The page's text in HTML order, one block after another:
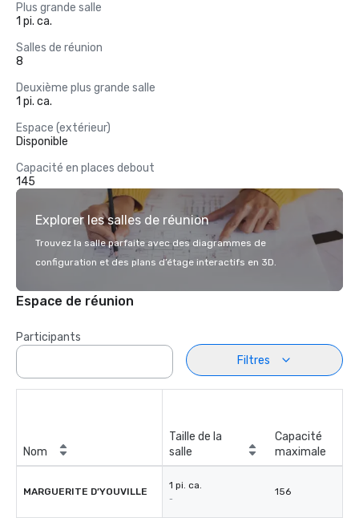
Plus grande salle
1 pi. ca.
Salles de réunion
8
Deuxième plus grande salle
1 pi. ca.
Espace (extérieur)
Disponible
Capacité en places debout
145
Explorer les salles de réunion
Trouvez la salle parfaite avec des diagrammes de
configuration et des plans d’étage interactifs en 3D.
Espace de réunion
Participants
Filtres
Nom
Taille de la
salle
Capacité
maximale
MARGUERITE D’YOUVILLE
1 pi. ca.
-
156